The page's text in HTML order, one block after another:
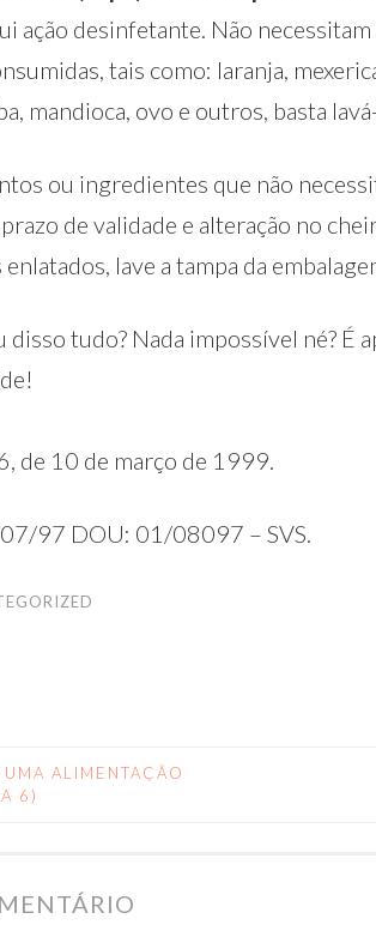
ação desinfetante. Não
tais como: laranja,
mandioca, ovo e outros, basta
ou ingredientes que não
de validade e alteração no
lave a tampa da
disso tudo? Nada impossível né? É
de 10 de março de 1999.
97 DOU: 01/08097 – SVS.
ALIMENTAÇÃO
6)